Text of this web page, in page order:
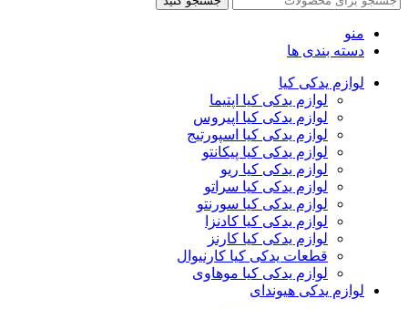
منو
دسته بندی ها
لوازم یدکی کیا
لوازم یدکی کیا اپتیما
لوازم یدکی کیا اپیروس
لوازم یدکی کیا اسپورتیج
لوازم یدکی کیا پیکانتو
لوازم یدکی کیا ریو
لوازم یدکی کیا سراتو
لوازم یدکی کیا سورنتو
لوازم یدکی کیا کادنزا
لوازم یدکی کیا کارنز
قطعات یدکی کیا کارنیوال
لوازم یدکی کیا موهاوی
لوازم یدکی هیوندای